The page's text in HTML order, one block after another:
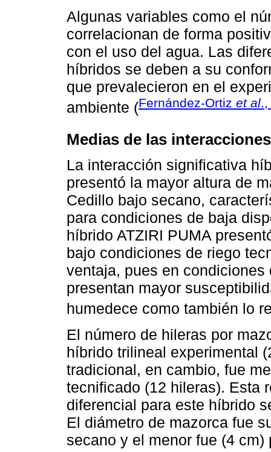
Algunas variables como el
correlacionan de forma
con el uso del agua. Las
híbridos se deben a su
que prevalecieron en el
ambiente (Fernández-Ortiz et al
Medias de las interacciones
La interacción significativa
presentó la mayor altura de
Cedillo bajo secano,
para condiciones de baja
híbrido ATZIRI PUMA
bajo condiciones de riego
ventaja, pues en
presentan mayor
humedece como también lo
El número de hileras por
híbrido trilineal experimental
tradicional, en cambio, fue
tecnificado (12 hileras). Esta
diferencial para este híbrido
El diámetro de mazorca fue
secano y el menor fue (4